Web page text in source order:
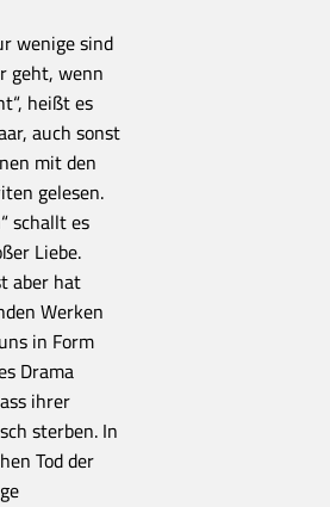
wenige sind
geht, wenn
heißt es
auch sonst
mit den
gelesen.
schallt es
Liebe.
aber hat
Werken
in Form
Drama
ihrer
sterben. In
Tod der